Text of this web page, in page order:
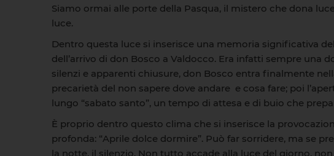
Siamo ormai alle porte della Pasqua, il mistero che dona
luce.
Dentro questa luce si inserisce una memoria significativa
dell’arrivo di don Bosco a Valdocco. Era infatti sempre una
silenzi e apparenti chiusure, don Bosco entra finalmente
precarietà del non sapere dove andare e cosa fare; poi
lungo “sabato santo”, un tempo di attesa e di buio che
È proprio dentro questo clima che si inserisce la
profonda: “Aprile dolce dormire”. Può far sorridere, ma se
la notte, il silenzio. Non tutto accade alla luce del giorno,